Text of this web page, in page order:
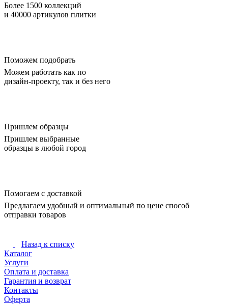
Более 1500 коллекций
и 40000 артикулов плитки
Поможем подобрать
Можем работать как по
дизайн-проекту, так и без него
Пришлем образцы
Пришлем выбранные
образцы в любой город
Помогаем с доставкой
Предлагаем удобный и оптимальный по цене способ
отправки товаров
Назад к списку
Каталог
Услуги
Оплата и доставка
Гарантия и возврат
Контакты
Оферта